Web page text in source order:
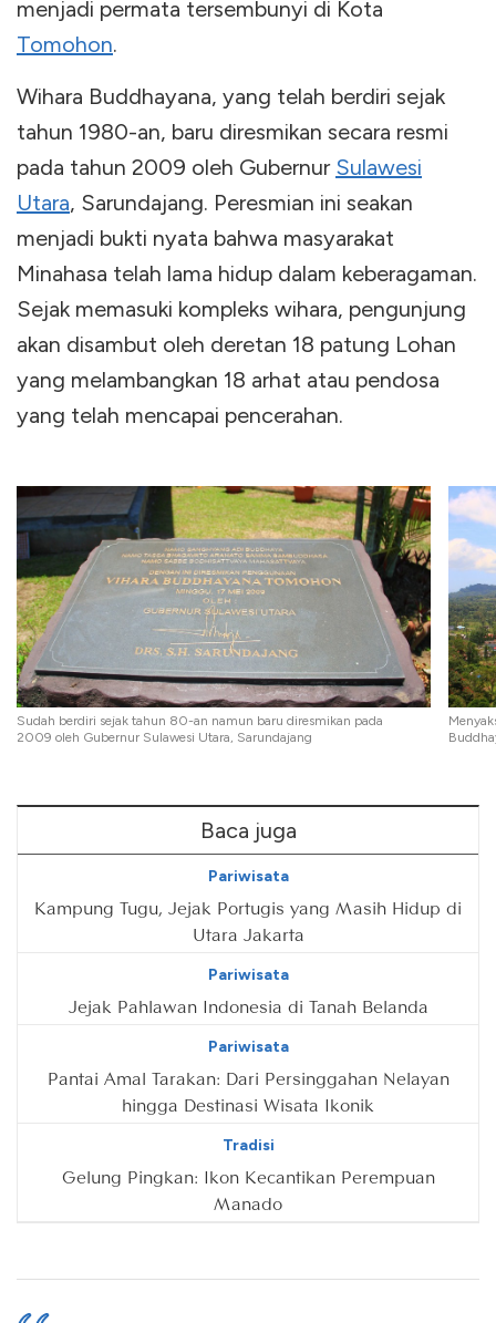
menjadi permata tersembunyi di Kota
Tomohon.
Wihara Buddhayana, yang telah berdiri sejak
tahun 1980-an, baru diresmikan secara resmi
pada tahun 2009 oleh Gubernur Sulawesi
Utara, Sarundajang. Peresmian ini seakan
menjadi bukti nyata bahwa masyarakat
Minahasa telah lama hidup dalam keberagaman.
Sejak memasuki kompleks wihara, pengunjung
akan disambut oleh deretan 18 patung Lohan
yang melambangkan 18 arhat atau pendosa
yang telah mencapai pencerahan.
Sudah berdiri sejak tahun 80-an namun baru diresmikan pada
2009 oleh Gubernur Sulawesi Utara, Sarundajang
Baca juga
Pariwisata
Kampung Tugu, Jejak Portugis yang Masih Hidup di
Utara Jakarta
Pariwisata
Jejak Pahlawan Indonesia di Tanah Belanda
Pariwisata
Pantai Amal Tarakan: Dari Persinggahan Nelayan
hingga Destinasi Wisata Ikonik
Tradisi
Gelung Pingkan: Ikon Kecantikan Perempuan
Manado